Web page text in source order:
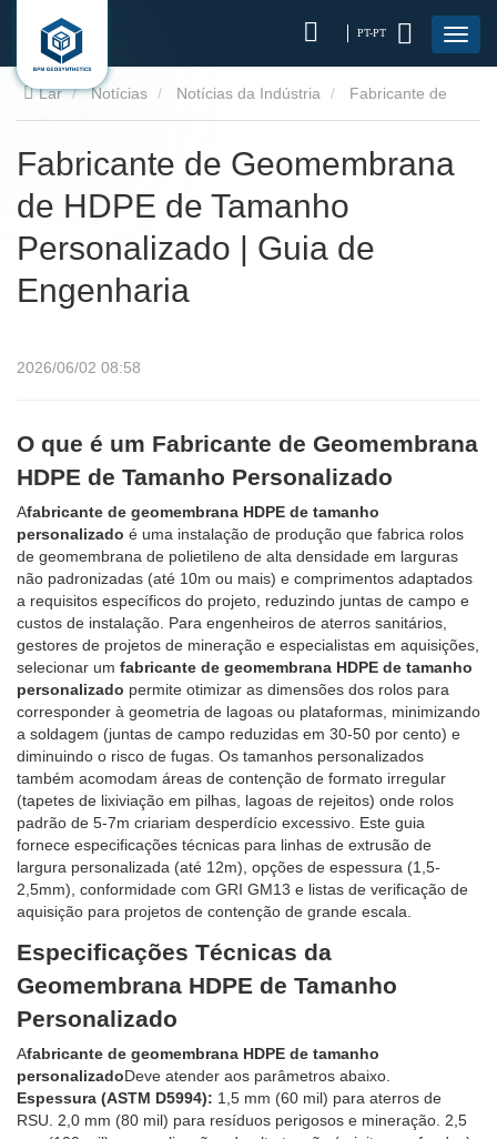
PT-PT
Lar Notícias Notícias da Indústria
Engenharia
Fabricante de Geomembrana
de HDPE de Tamanho
Personalizado | Guia de
Engenharia
2026/06/02 08:58
O que é um Fabricante de Geomembrana
HDPE de Tamanho Personalizado
Afabricante de geomembrana HDPE de tamanho
personalizado é uma instalação de produção que fabrica rolos
de geomembrana de polietileno de alta densidade em larguras
não padronizadas (até 10m ou mais) e comprimentos adaptados
a requisitos específicos do projeto, reduzindo juntas de campo e
custos de instalação. Para engenheiros de aterros sanitários,
gestores de projetos de mineração e especialistas em aquisições,
selecionar um fabricante de geomembrana HDPE de tamanho
personalizado permite otimizar as dimensões dos rolos para
corresponder à geometria de lagoas ou plataformas, minimizando
a soldagem (juntas de campo reduzidas em 30-50 por cento) e
diminuindo o risco de fugas. Os tamanhos personalizados
também acomodam áreas de contenção de formato irregular
(tapetes de lixiviação em pilhas, lagoas de rejeitos) onde rolos
padrão de 5-7m criariam desperdício excessivo. Este guia
fornece especificações técnicas para linhas de extrusão de
largura personalizada (até 12m), opções de espessura (1,5-
2,5mm), conformidade com GRI GM13 e listas de verificação de
aquisição para projetos de contenção de grande escala.
Especificações Técnicas da
Geomembrana HDPE de Tamanho
Personalizado
Afabricante de geomembrana HDPE de tamanho
personalizadoDeve atender aos parâmetros abaixo.
Espessura (ASTM D5994): 1,5 mm (60 mil) para aterros de
RSU. 2,0 mm (80 mil) para resíduos perigosos e mineração. 2,5